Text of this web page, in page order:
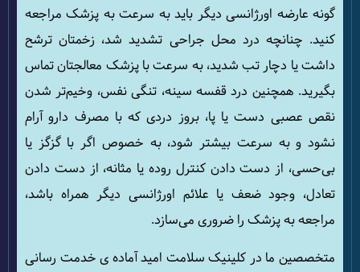
گونه عارضه اورژانسی دیگر باید به سرعت به پزشک مراجعه
کنید. چنانچه درد محل جراحی تشدید شد، زخمتان ترشح
داشت یا دچار تب شدید، به سرعت با پزشک معالجتان تماس
بگیرید. همچنین درد قفسه سینه، تنگی نفس، وخیم‌تر شدن
نقص عصبی دست یا پا، بروز دردی که با مصرف دارو آرام
نشود و به سرعت بیشتر شود، به خصوص اگر با گزگز یا
بی‌حسی، از دست دادن کنترل روده یا مثانه، از دست دادن
تعادل، وجود ضعف یا علائم اورژانسی دیگر همراه باشد،
مراجعه به پزشک را ضروری می‌سازد.
متخصصین ما در کلینیک سلامت امید آماده ی خدمت رسانی